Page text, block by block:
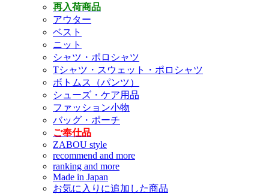
再入荷商品
アウター
ベスト
ニット
シャツ・ポロシャツ
Tシャツ・スウェット・ポロシャツ
ボトムス（パンツ）
シューズ・ケア用品
ファッション小物
バッグ・ポーチ
ご奉仕品
ZABOU style
recommend and more
ranking and more
Made in Japan
お気に入りに追加した商品